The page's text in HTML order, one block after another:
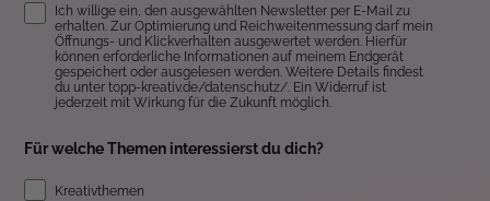
Einwilligung
Ich willige ein, den ausgewählten Newsletter per E-Mail zu
erhalten. Zur Optimierung und Reichweitenmessung darf mein
Öffnungs- und Klickverhalten ausgewertet werden. Hierfür
können erforderliche Informationen auf meinem Endgerät
gespeichert oder ausgelesen werden. Weitere Details findest
du unter topp-kreativ.de/datenschutz/. Ein Widerruf ist
jederzeit mit Wirkung für die Zukunft möglich.
Für welche Themen interessierst du dich?
Kreativthemen